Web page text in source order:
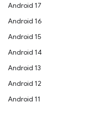
Android 17
Android 16
Android 15
Android 14
Android 13
Android 12
Android 11